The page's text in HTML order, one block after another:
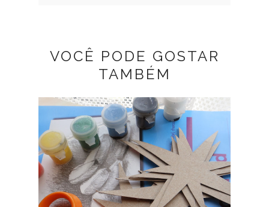
VOCÊ PODE GOSTAR
TAMBÉM